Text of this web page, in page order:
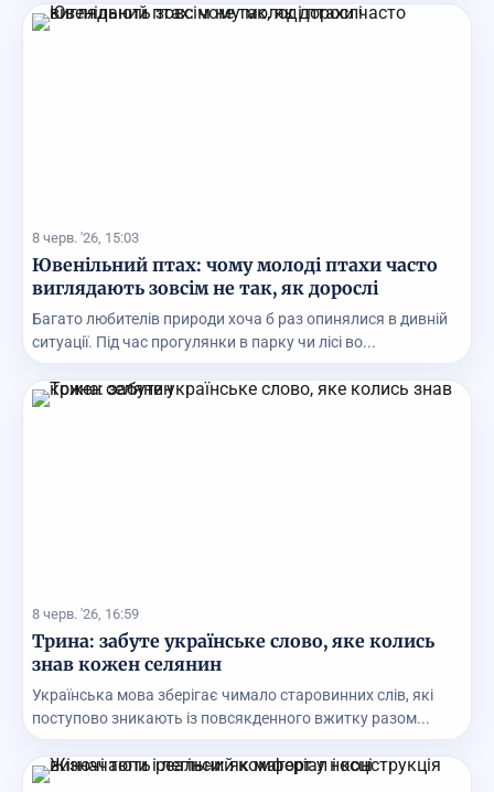
8 черв. '26, 15:03
Ювенільний птах: чому молоді птахи часто
виглядають зовсім не так, як дорослі
Багато любителів природи хоча б раз опинялися в дивній
ситуації. Під час прогулянки в парку чи лісі во...
8 черв. '26, 16:59
Трина: забуте українське слово, яке колись
знав кожен селянин
Українська мова зберігає чимало старовинних слів, які
поступово зникають із повсякденного вжитку разом...